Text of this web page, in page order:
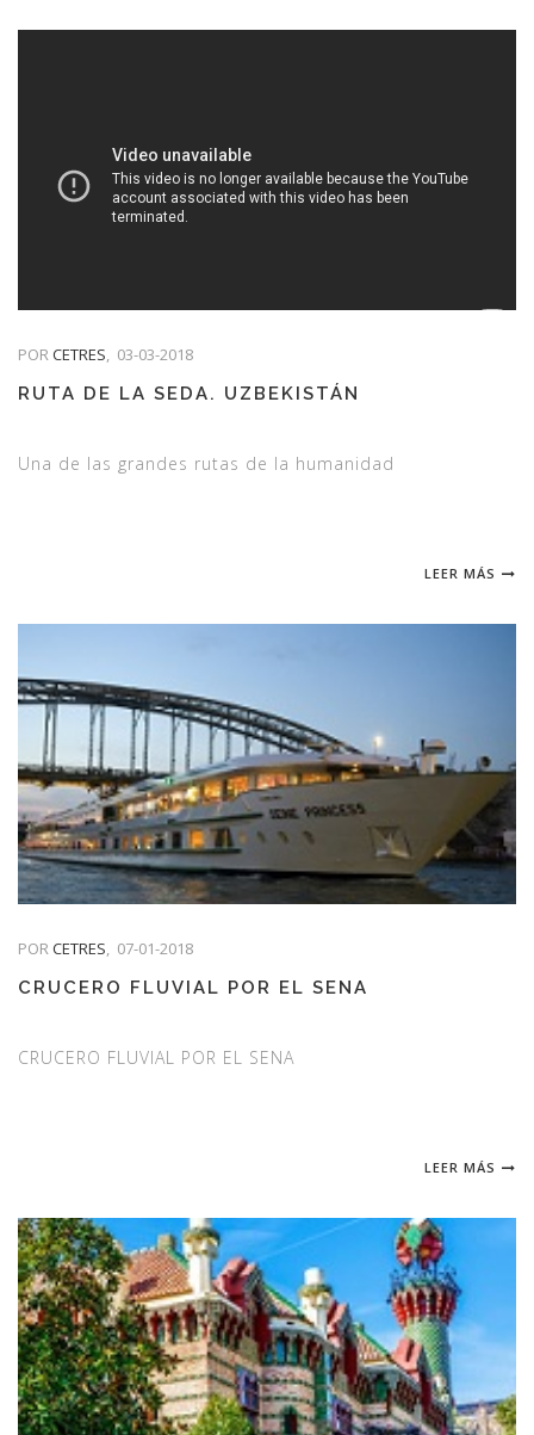
PORCETRES, 03-03-2018
RUTA DE LA SEDA. UZBEKISTÁN
Una de las grandes rutas de la humanidad
LEER MÁS
PORCETRES, 07-01-2018
CRUCERO FLUVIAL POR EL SENA
CRUCERO FLUVIAL POR EL SENA
LEER MÁS